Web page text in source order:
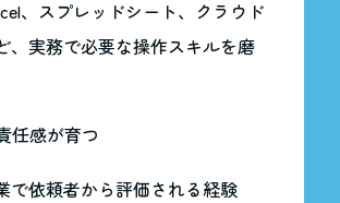
、スプレッドシート、クラウド
、実務で必要な操作スキルを磨
任感が育つ
で依頼者から評価される経験